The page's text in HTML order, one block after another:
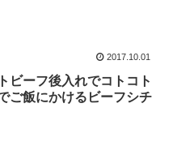
2017.10.01
ビーフ後入れでコトコト
ご飯にかけるビーフシチ